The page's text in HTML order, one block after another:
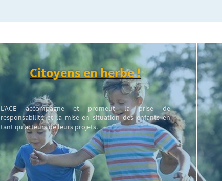
Citoyens en herbe !
L’ACE accompagne et promeut la prise de
responsabilité et la mise en situation des enfants en
tant qu'acteurs de leurs projets.